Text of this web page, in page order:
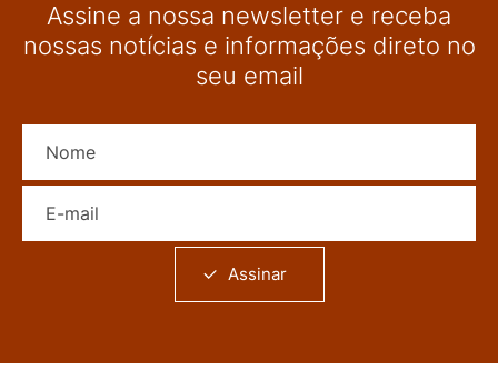
Assine a nossa newsletter e receba
nossas notícias e informações direto no
seu email
Assinar